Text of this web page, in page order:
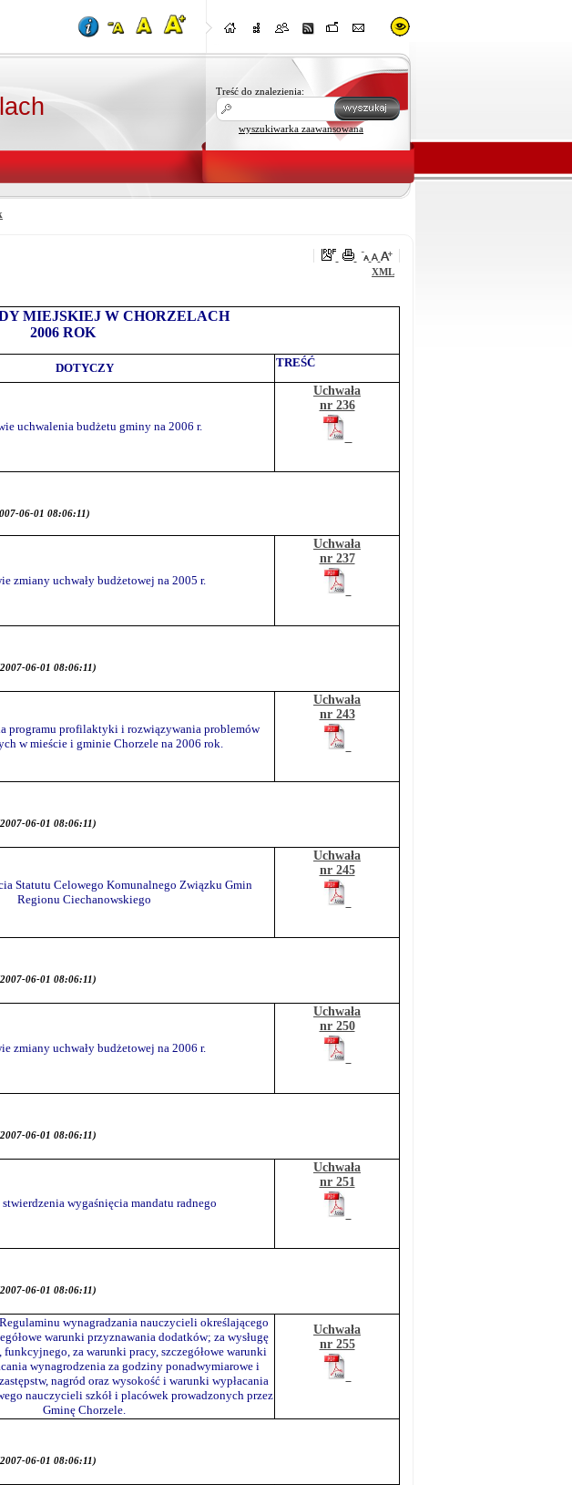
Treść do znalezienia:
wyszukiwarka zaawansowana
XML
MIEJSKIEJ W CHORZELACH
2006 ROK
DOTYCZY TREŚĆ
uchwalenia budżetu gminy na 2006 r.
Uchwała
nr 236
06-01 08:06:11)
zmiany uchwały budżetowej na 2005 r.
Uchwała
nr 237
06-01 08:06:11)
programu profilaktyki i rozwiązywania problemów
w mieście i gminie Chorzele na 2006 rok.
Uchwała
nr 243
06-01 08:06:11)
Statutu Celowego Komunalnego Związku Gmin
Regionu Ciechanowskiego
Uchwała
nr 245
06-01 08:06:11)
zmiany uchwały budżetowej na 2006 r.
Uchwała
nr 250
06-01 08:06:11)
stwierdzenia wygaśnięcia mandatu radnego
Uchwała
nr 251
06-01 08:06:11)
wynagradzania nauczycieli określającego
warunki przyznawania dodatków; za wysługę
za warunki pracy, szczegółowe warunki
wynagrodzenia za godziny ponadwymiarowe i
nagród oraz wysokość i warunki wypłacania
nauczycieli szkół i placówek prowadzonych przez
Gminę Chorzele.
Uchwała
nr 255
06-01 08:06:11)